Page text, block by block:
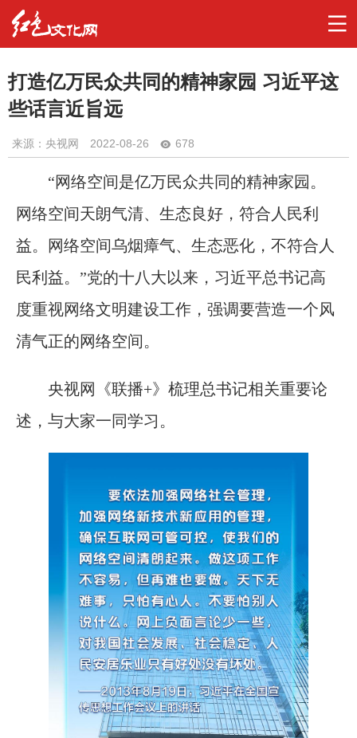
打造亿万民众共同的精神家园 习近平这
些话言近旨远
来源：央视网 2022-08-26 678
“网络空间是亿万民众共同的精神家园。
网络空间天朗气清、生态良好，符合人民利
益。网络空间乌烟瘴气、生态恶化，不符合人
民利益。”党的十八大以来，习近平总书记高
度重视网络文明建设工作，强调要营造一个风
清气正的网络空间。
央视网《联播+》梳理总书记相关重要论
述，与大家一同学习。